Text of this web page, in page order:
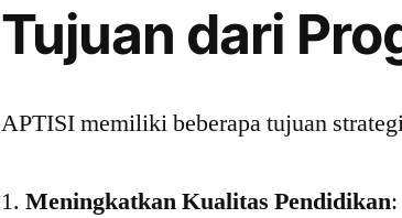
Tujuan dari
APTISI memiliki beberapa tujuan
Meningkatkan Kualitas Pendidikan